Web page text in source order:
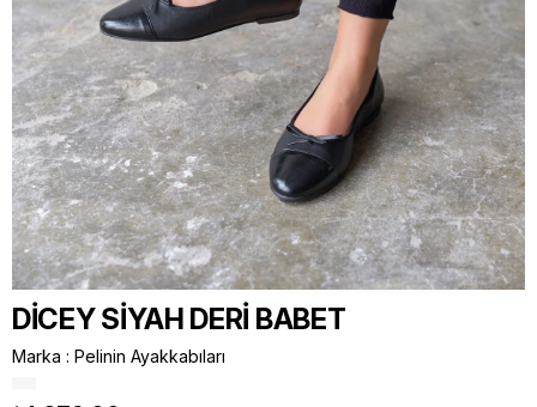
DİCEY SİYAH DERİ BABET
Marka : Pelinin Ayakkabıları